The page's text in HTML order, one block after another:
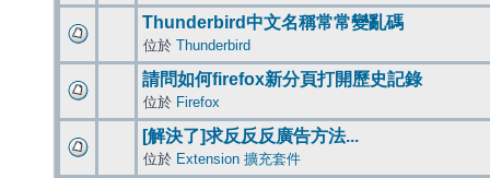
Thunderbird中文名稱常常變亂碼
位於 Thunderbird
請問如何firefox新分頁打開歷史記錄
位於 Firefox
[解決了]求反反反廣告方法...
位於 Extension 擴充套件